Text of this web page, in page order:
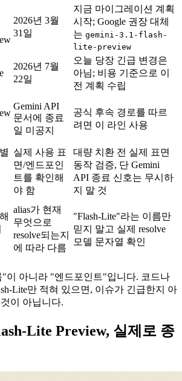
2026년 3월
31일
지금 마이그레이션 계획
시작; Google 권장 대체
는 gemini-3.1-flash-
lite-preview
2026년 7월
22일
오늘 당장 긴급 변경은
아님; 비용 기준으로 이
전 계획 수립
Gemini API
문서에 종료
일 미공지
공식 후속 경로를 따르
려면 이 라인 사용
실제 사용 표
면/엔드포인
트를 확인해
야 함
대량 치환 전 실제 표면
동작 검증, 단 Gemini
API 종료 신호는 무시하
지 말 것
alias가 현재
무엇으로
resolve되는지
에 따라 다름
"Flash-Lite"라는 이름만
믿지 말고 실제 resolve
모델 문자열 확인
이 아니라 "엔드포인트"입니다. 코드나
Lite만 적혀 있으면, 이슈가 긴급한지 아
이 아닙니다.
Lite Preview, 실제로 종